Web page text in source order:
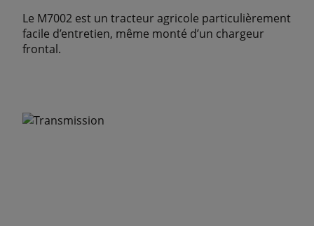
Le M7002 est un tracteur agricole particulièrement
facile d’entretien, même monté d’un chargeur
frontal.